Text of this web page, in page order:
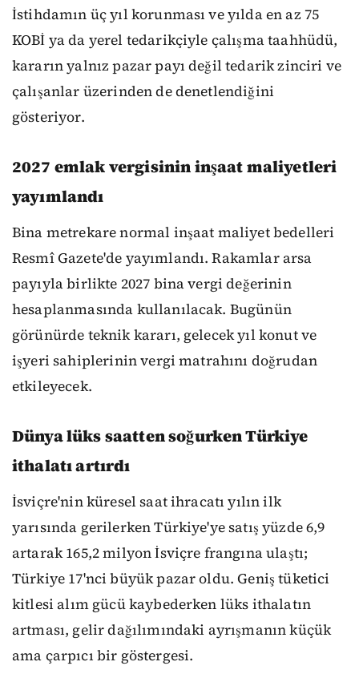
İstihdamın üç yıl korunması ve yılda en az 75
KOBİ ya da yerel tedarikçiyle çalışma taahhüdü,
kararın yalnız pazar payı değil tedarik zinciri ve
çalışanlar üzerinden de denetlendiğini
gösteriyor.
2027 emlak vergisinin inşaat maliyetleri
yayımlandı
Bina metrekare normal inşaat maliyet bedelleri
Resmî Gazete'de yayımlandı. Rakamlar arsa
payıyla birlikte 2027 bina vergi değerinin
hesaplanmasında kullanılacak. Bugünün
görünürde teknik kararı, gelecek yıl konut ve
işyeri sahiplerinin vergi matrahını doğrudan
etkileyecek.
Dünya lüks saatten soğurken Türkiye
ithalatı artırdı
İsviçre'nin küresel saat ihracatı yılın ilk
yarısında gerilerken Türkiye'ye satış yüzde 6,9
artarak 165,2 milyon İsviçre frangına ulaştı;
Türkiye 17'nci büyük pazar oldu. Geniş tüketici
kitlesi alım gücü kaybederken lüks ithalatın
artması, gelir dağılımındaki ayrışmanın küçük
ama çarpıcı bir göstergesi.